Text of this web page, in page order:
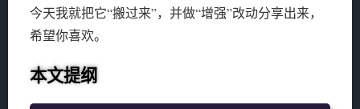
今天我就把它“搬过来”，并做“增强”改动分享出来，
希望你喜欢。
本文提纲